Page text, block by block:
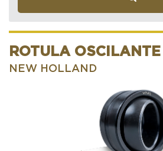
ROTULA OSCILANTE
NEW HOLLAND